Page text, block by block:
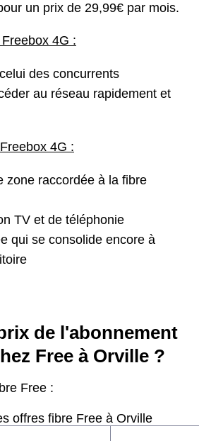
un prix de 29,99€ par mois.
4G :
des concurrents
au réseau rapidement et
4G :
zone raccordée à la fibre
TV et de téléphonie
qui se consolide encore à
de l'abonnement
Free à Orville ?
Free :
offres fibre Free à Orville